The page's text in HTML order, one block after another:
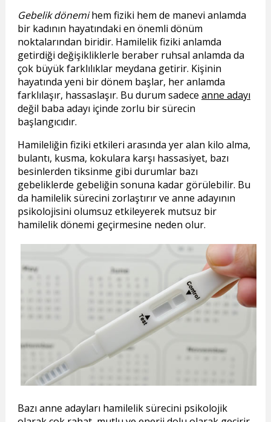
Gebelik dönemihem fiziki hem de manevi anlamda
bir kadının hayatındaki en önemli dönüm
noktalarından biridir. Hamilelik fiziki anlamda
getirdiği değişikliklerle beraber ruhsal anlamda da
çok büyük farklılıklar meydana getirir. Kişinin
hayatında yeni bir dönem başlar, her anlamda
farklılaşır, hassaslaşır. Bu durum sadece anne adayı
değil baba adayı içinde zorlu bir sürecin
başlangıcıdır.
Hamileliğin fiziki etkileri arasında yer alan kilo alma,
bulantı, kusma, kokulara karşı hassasiyet, bazı
besinlerden tiksinme gibi durumlar bazı
gebeliklerde gebeliğin sonuna kadar görülebilir. Bu
da hamilelik sürecini zorlaştırır ve anne adayının
psikolojisini olumsuz etkileyerek mutsuz bir
hamilelik dönemi geçirmesine neden olur.
Bazı anne adayları hamilelik sürecini psikolojik